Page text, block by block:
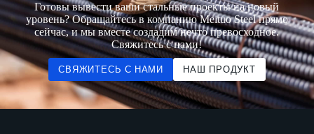
Готовы вывести ваши стальные проекты на новый
уровень? Обращайтесь в компанию Meituo Steel прямо
сейчас, и мы вместе создадим нечто превосходное.
Свяжитесь с нами!
СВЯЖИТЕСЬ С НАМИ НАШ ПРОДУКТ